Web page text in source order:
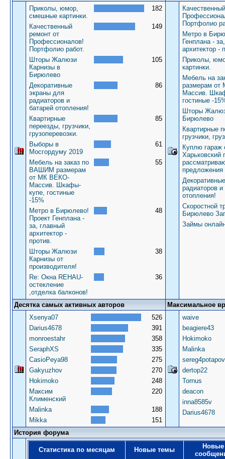
Приколы, юмор,
смешные картинки.
182
Качественный
ремонт от
Профессионалов!
Портфолио работ.
149
Шторы Жалюзи
Карнизы в
Бирюлево
105
Декоративные
экраны для
радиаторов и
батарей отопления!
86
Квартирные
переезды, грузчики,
грузоперевозки.
85
Выборы в
Мосгордуму 2019
61
Мебель на заказ по
ВАШИМ размерам
от МК ВЕКО-
Массив. Шкафы-
купе, гостиные
-15%
55
Метро в Бирюлево!
Проект Генплана -
за, главный
архитектор -
против.
48
Шторы Жалюзи
Карнизы от
производителя!
38
Re: Окна REHAU-
остекление
,отделка балконов!
36
Портфолио
Метро в
Генплана -
архитектор -
Приколы,
картинки.
Мебель на
размерам
Массив.
гостиные -
Шторы
Бирюлево
Квартирные
грузчики,
Куплю гараж
Харьковский
предложения
радиаторов и
отопления!
Скоростной
Бирюлево
Займы
Десятка самых активных авторов
Максимальное
Xsenya07
526
Darius4678
391
monroestahr
358
SeraphXS
335
CasioPeya98
275
Gakyuzhov
270
Hokimoko
248
Максим
Клименский
220
Malinka
188
Mikka
151
waive
beagiere43
Hokimoko
Malinka
sereg4potapov
dertop22
Tornus
deacon
inna8585v
Darius4678
История форума
Статистика по месяцам Новые темы
Новые